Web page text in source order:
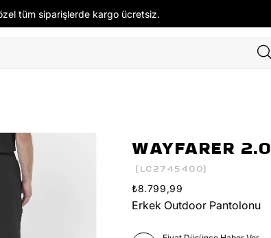
tüm siparişlerde kargo ücretsiz.
WAYFARER 2.0
(LC2745400)
₺8.799,99
Erkek Outdoor Pantolonu